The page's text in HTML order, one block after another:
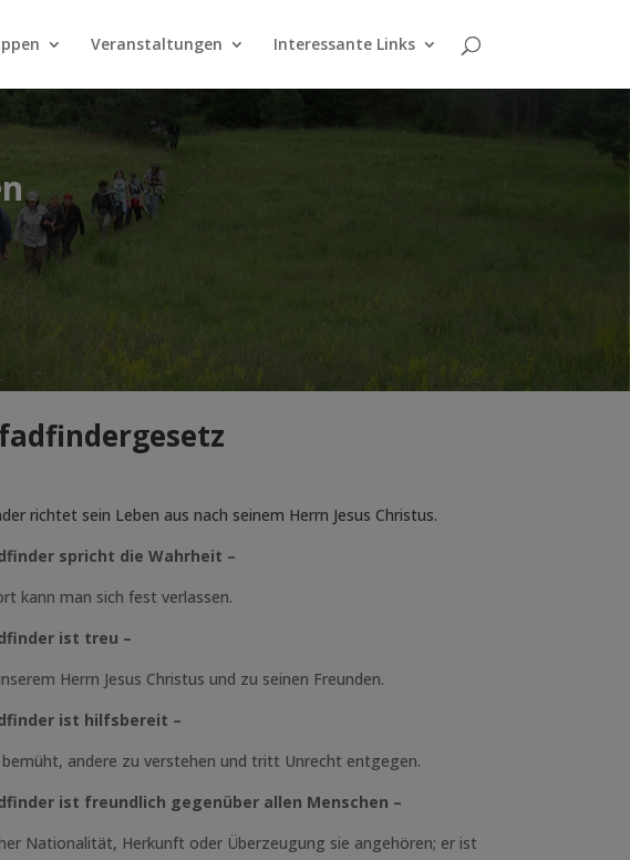
Veranstaltungen Interessante Links
richtet sein Leben aus nach seinem Herrn Jesus Christus.
spricht die Wahrheit –
kann man sich fest verlassen.
ist treu –
Herrn Jesus Christus und zu seinen Freunden.
ist hilfsbereit –
andere zu verstehen und tritt Unrecht entgegen.
ist freundlich gegenüber allen Menschen –
Nationalität, Herkunft oder Überzeugung sie angehören; er ist